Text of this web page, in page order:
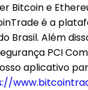
Bitcoin e
é a
Brasil. Além
PCI
aplicativo